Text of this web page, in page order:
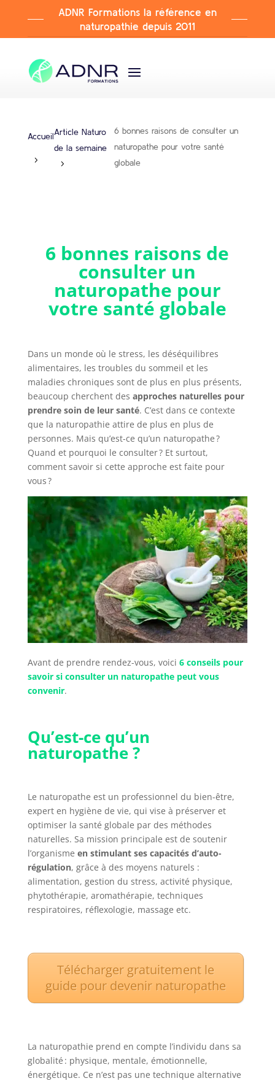
ADNR Formations la référence en
naturopathie depuis 2011
AccueilArticle Naturo
de la semaine
6 bonnes raisons de consulter un
naturopathe pour votre santé
globale
6 bonnes raisons de
consulter un
naturopathe pour
votre santé globale
Dans un monde où le stress, les déséquilibres
alimentaires, les troubles du sommeil et les
maladies chroniques sont de plus en plus présents,
beaucoup cherchent des approches naturelles pour
prendre soin de leur santé. C’est dans ce contexte
que la naturopathie attire de plus en plus de
personnes. Mais qu’est-ce qu’un naturopathe ?
Quand et pourquoi le consulter ? Et surtout,
comment savoir si cette approche est faite pour
vous ?
Avant de prendre rendez-vous, voici 6 conseils pour
savoir si consulter un naturopathe peut vous
convenir.
Qu’est-ce qu’un
naturopathe ?
Le naturopathe est un professionnel du bien-être,
expert en hygiène de vie, qui vise à préserver et
optimiser la santé globale par des méthodes
naturelles. Sa mission principale est de soutenir
l’organisme en stimulant ses capacités d’auto-
régulation, grâce à des moyens naturels :
alimentation, gestion du stress, activité physique,
phytothérapie, aromathérapie, techniques
respiratoires, réflexologie, massage etc.
Télécharger gratuitement le
guide pour devenir naturopathe
La naturopathie prend en compte l’individu dans sa
globalité : physique, mentale, émotionnelle,
énergétique. Ce n’est pas une technique alternative